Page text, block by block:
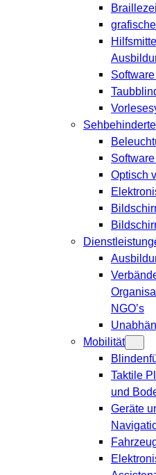
Optisch
NGO’s
Mobilität
Taktile
und
Geräte